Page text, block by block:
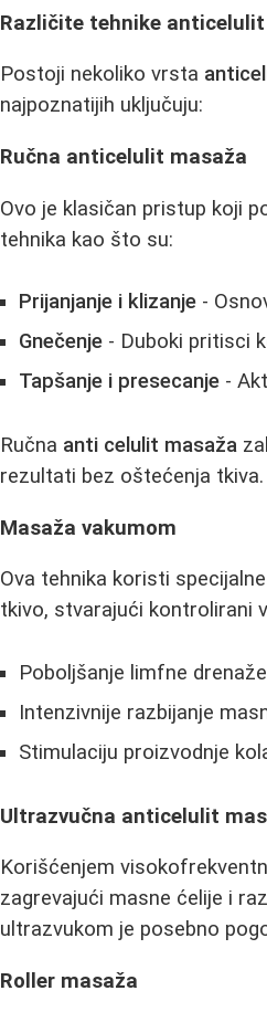
Različite tehnike
Postoji nekoliko vrsta
najpoznatijih uključuju:
Ručna anticelulit masaža
Ovo je klasičan pristup koji
tehnika kao što su:
Prijanjanje i klizanje -
Gnečenje - Duboki pritisci
Tapšanje i presecanje -
Ručna anti celulit masaža
rezultati bez oštećenja tkiva.
Masaža vakumom
Ova tehnika koristi
tkivo, stvarajući kontrolirani
Poboljšanje limfne
Intenzivnije razbijanje
Stimulaciju proizvodnje
Ultrazvučna anticelulit
Korišćenjem
zagrevajući masne ćelije i
ultrazvukom je posebno
Roller masaža